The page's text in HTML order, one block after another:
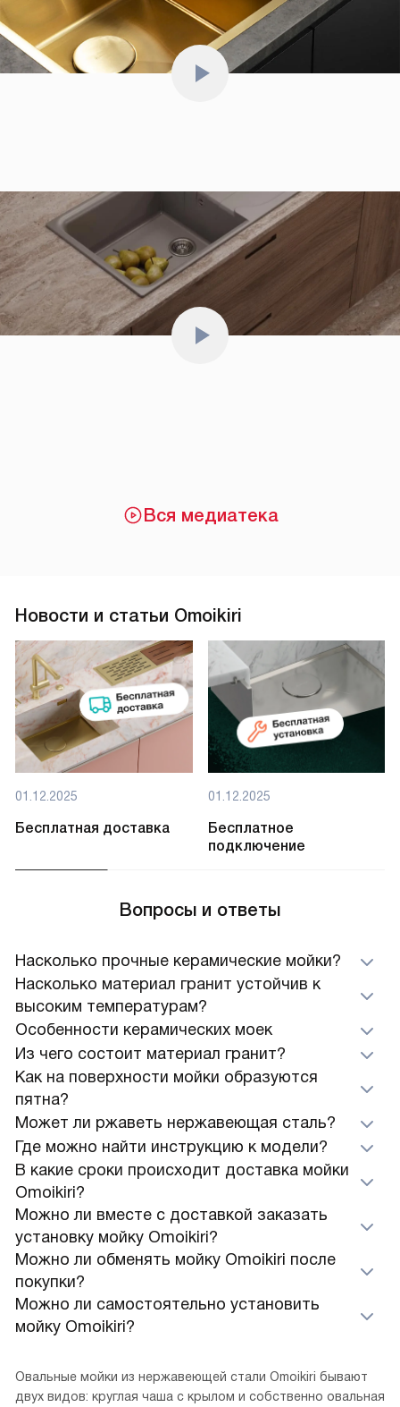
особенно тем, кто ценит продуманный дизайн и
комфорт в мелочах. Установка прошла без
проблем благодаря чётким размерам выреза, а
вписалась она даже в стандартную 60-
Вся медиатека
Новости и статьи Omoikiri
01.12.2025
Бесплатная доставка
01.12.2025
Бесплатное
подключение
Вопросы и ответы
Насколько прочные керамические мойки?
Насколько материал гранит устойчив к
высоким температурам?
Особенности керамических моек
Из чего состоит материал гранит?
Как на поверхности мойки образуются
пятна?
Может ли ржаветь нержавеющая сталь?
Где можно найти инструкцию к модели?
В какие сроки происходит доставка мойки
Omoikiri?
Можно ли вместе с доставкой заказать
установку мойку Omoikiri?
Можно ли обменять мойку Omoikiri после
покупки?
Можно ли самостоятельно установить
мойку Omoikiri?
Овальные мойки из нержавеющей стали Omoikiri бывают
двух видов: круглая чаша с крылом и собственно овальная